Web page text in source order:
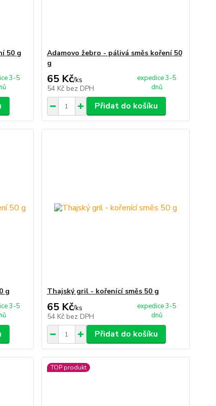
50 g
3-5
Adamovo žebro - pálivá směs koření 50
g
65 Kč/ks
54 Kč bez DPH
expedice 3-5
dnů
Přidat do košíku
g
3-5
Thajský gril - kořenící směs 50 g
65 Kč/ks
54 Kč bez DPH
expedice 3-5
dnů
Přidat do košíku
TOP produkt